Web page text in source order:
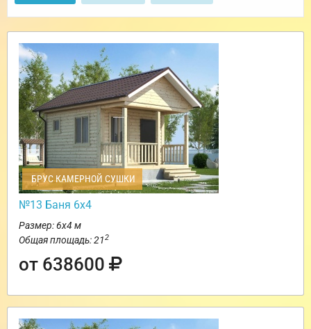
БРУС КАМЕРНОЙ СУШКИ
№13 Баня 6х4
Размер: 6х4 м
Общая площадь: 212
от 638600